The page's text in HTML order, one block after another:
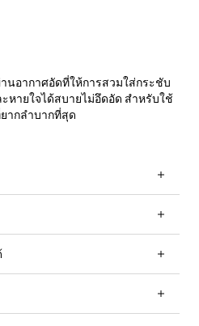
นอากาศอัดที่ให้การสวมใส่กระชับ
หายใจได้สบายไม่อึดอัด สำหรับใช้
ากลำบากที่สุด